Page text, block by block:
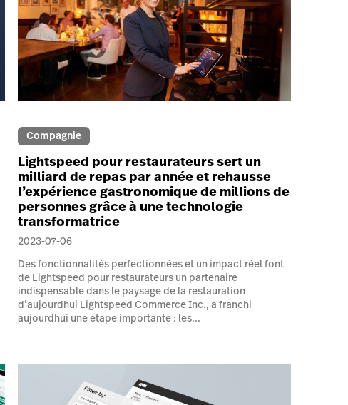
Compagnie
Lightspeed pour restaurateurs sert un
milliard de repas par année et rehausse
l’expérience gastronomique de millions de
personnes grâce à une technologie
transformatrice
2023-07-06
Des fonctionnalités perfectionnées et un impact réel font
de Lightspeed pour restaurateurs un partenaire
indispensable dans le paysage de la restauration
d’aujourdhui Lightspeed Commerce Inc., a franchi
aujourdhui une étape importante : les...